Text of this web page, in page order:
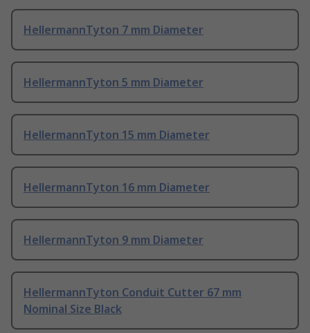
HellermannTyton 7 mm Diameter
HellermannTyton 5 mm Diameter
HellermannTyton 15 mm Diameter
HellermannTyton 16 mm Diameter
HellermannTyton 9 mm Diameter
HellermannTyton Conduit Cutter 67 mm
Nominal Size Black